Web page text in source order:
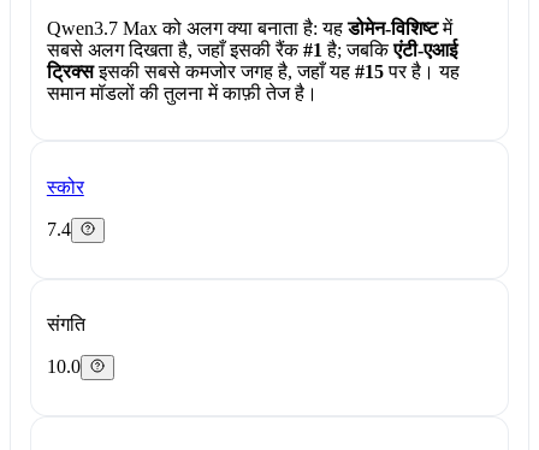
Qwen3.7 Max को अलग क्या बनाता है: यहडोमेन-विशिष्टमें
सबसे अलग दिखता है, जहाँ इसकी रैंक#1 है; जबकिएंटी-एआई
ट्रिक्सइसकी सबसे कमजोर जगह है, जहाँ यह #15पर है। यह
समान मॉडलों की तुलना में काफ़ी तेज है।
स्कोर
7.4
संगति
10.0